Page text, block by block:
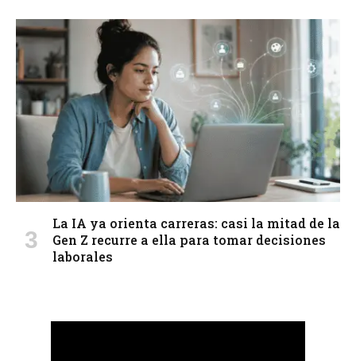
La IA ya orienta carreras: casi la mitad de la
Gen Z recurre a ella para tomar decisiones
laborales